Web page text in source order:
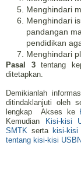
Menghindari
Menghindari
pandangan
pendidikan
Menghindari
Pasal 3tentang
ditetapkan.
Demikianlah
ditindaklanjuti oleh
lengkap Akses ke
Kemudian
Kisi-kisi
SMTK serta kisi-
tentang kisi-kisi